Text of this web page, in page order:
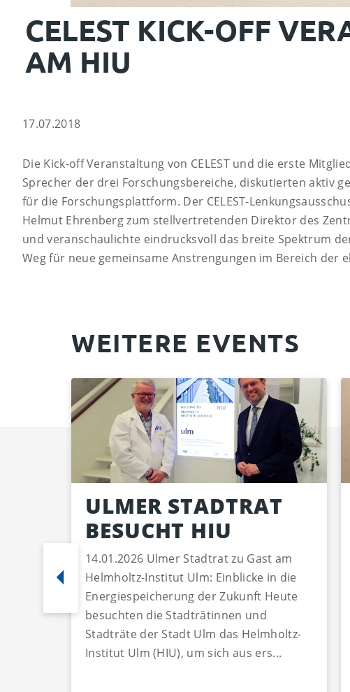
CELEST KICK-OFF
AM HIU
17.07.2018
Die Kick-off Veranstaltung von CELEST und die erste
Sprecher der drei Forschungsbereiche, diskutierten aktiv
für die Forschungsplattform. Der CELEST-
Helmut Ehrenberg zum stellvertretenden Direktor des
und veranschaulichte eindrucksvoll das breite Spektrum
Weg für neue gemeinsame Anstrengungen im Bereich der
WEITERE EVENTS
ULMER STADTRAT
BESUCHT HIU
14.01.2026 Ulmer Stadtrat zu Gast am
Helmholtz-Institut Ulm: Einblicke in die
Energiespeicherung der Zukunft Heute
besuchten die Stadträtinnen und
Stadträte der Stadt Ulm das Helmholtz-
Institut Ulm (HIU), um sich aus ers...